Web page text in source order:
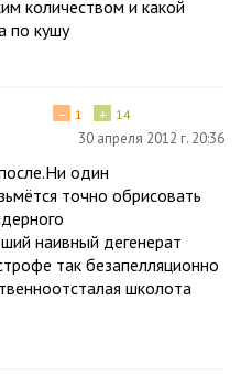
количеством и какой
по кушу
+ 14
− 1
30 апреля 2012 г. 20:36
один
точно обрисовать
наивный дегенерат
так безапелляционно
школота